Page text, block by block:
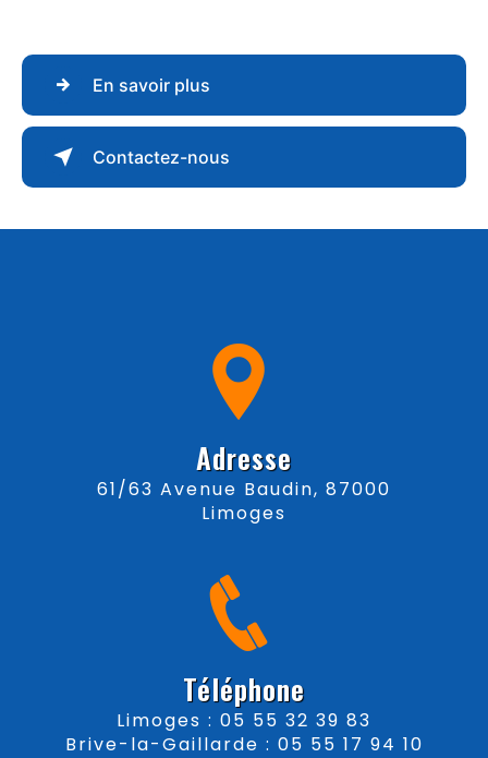
En savoir plus
Contactez-nous
Adresse
61/63 Avenue Baudin, 87000
Limoges
Téléphone
Limoges : 05 55 32 39 83
Brive-la-Gaillarde : 05 55 17 94 10